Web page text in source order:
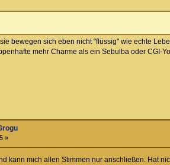
bewegen sich eben nicht "flüssig" wie echte
mehr Charme als ein Sebulba oder CGI-
»
kann mich allen Stimmen nur anschließen. Hat